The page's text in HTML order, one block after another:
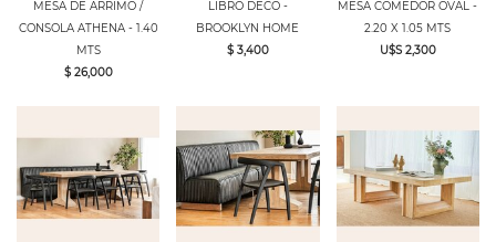
MESA DE ARRIMO /
CONSOLA ATHENA - 1.40
MTS
$ 26,000
LIBRO DECO -
BROOKLYN HOME
$ 3,400
MESA COMEDOR OVAL -
2.20 X 1.05 MTS
U$S 2,300